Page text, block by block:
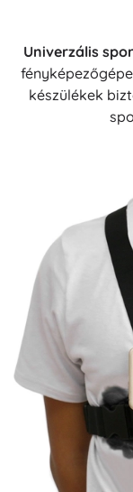
Univerzális
készülékek